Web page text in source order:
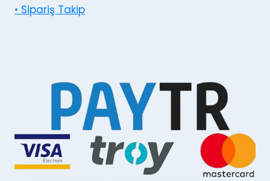
• Sipariş Takip